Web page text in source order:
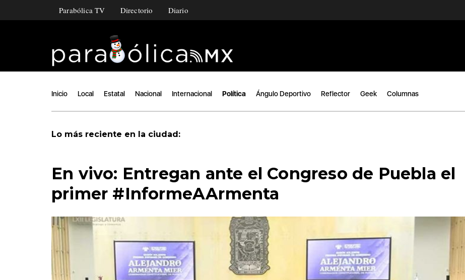
Parabólica TV Directorio Diario
Inicio Local Estatal Nacional Internacional Política Ángulo Deportivo Reflector Geek Columnas
Lo más reciente en la ciudad:
En vivo: Entregan ante el Congreso de Puebla el
primer #InformeAArmenta